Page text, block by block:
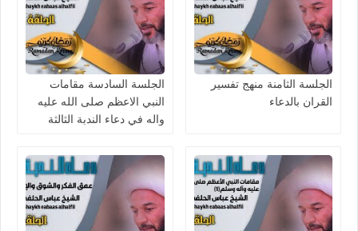
الجلسة الثامنة منهج تفسير
القران بالدعاء
الجلسة السادسة مقامات
النبي الاعظم صلى الله عليه
واله في دعاء الندبة الثالثة